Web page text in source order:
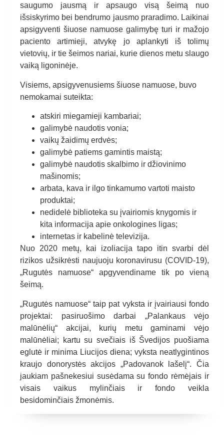
saugumo jausmą ir apsaugo visą šeimą nuo
išsiskyrimo bei bendrumo jausmo praradimo. Laikinai
apsigyventi šiuose namuose galimybę turi ir mažojo
paciento artimieji, atvykę jo aplankyti iš tolimų
vietovių, ir tie šeimos nariai, kurie dienos metu slaugo
vaiką ligoninėje.
Visiems, apsigyvenusiems šiuose namuose, buvo
nemokamai suteikta:
atskiri miegamieji kambariai;
galimybė naudotis vonia;
vaikų žaidimų erdvės;
galimybė patiems gamintis maistą;
galimybė naudotis skalbimo ir džiovinimo
mašinomis;
arbata, kava ir ilgo tinkamumo vartoti maisto
produktai;
nedidelė biblioteka su įvairiomis knygomis ir
kita informacija apie onkologines ligas;
internetas ir kabelinė televizija.
Nuo 2020 metų, kai izoliacija tapo itin svarbi dėl
rizikos užsikrėsti naujuoju koronavirusu (COVID-19),
„Rugutės namuose“ apgyvendiname tik po vieną
šeimą.
„Rugutės namuose“ taip pat vyksta ir įvairiausi fondo
projektai: pasiruošimo darbai „Palankaus vėjo
malūnėlių“ akcijai, kurių metu gaminami vėjo
malūnėliai; kartu su svečiais iš Švedijos puošiama
eglutė ir minima Liucijos diena; vyksta neatlygintinos
kraujo donorystės akcijos „Padovanok lašelį“. Čia
jaukiam pašnekesiui susėdama su fondo rėmėjais ir
visais vaikus mylinčiais ir fondo veikla
besidominčiais žmonėmis.